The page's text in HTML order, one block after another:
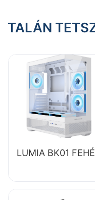
tippek
TALÁN
LUMIA BK01